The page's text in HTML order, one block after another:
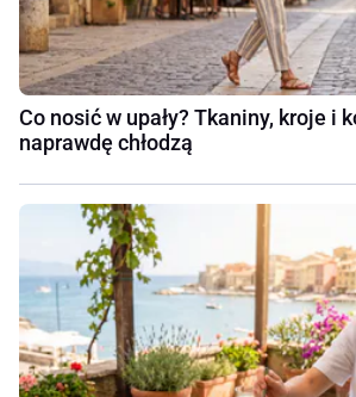
Co nosić w upały? Tkaniny, kroje i
naprawdę chłodzą